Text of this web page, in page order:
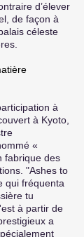
d’élever
de façon à
céleste
à
à Kyoto,
«
fabrique des
"Ashes to
qui fréquenta
tu
à partir de
a